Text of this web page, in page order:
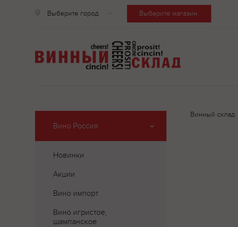
Выберите город Выберите магазин
Вино Россия
Новинки
Акции
Вино импорт
Вино игристое,
шампанское
Винный склад